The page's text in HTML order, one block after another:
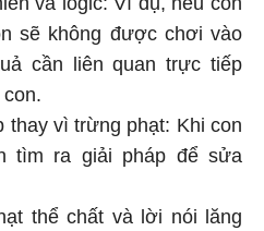
sẽ không được chơi vào
cần liên quan trực tiếp
thay vì trừng phạt: Khi con
tìm ra giải pháp để sửa
thể chất và lời nói lăng